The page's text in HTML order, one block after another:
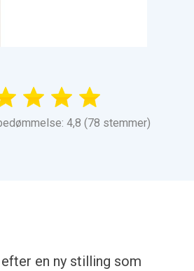
4,8 (78 stemmer)
efter en ny stilling som